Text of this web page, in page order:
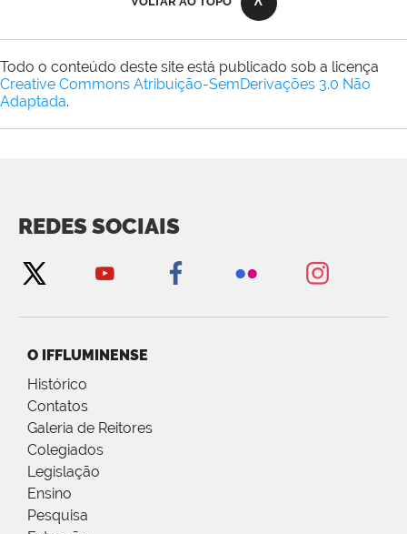
Todo o conteúdo deste site está publicado sob a licença
Creative Commons Atribuição-SemDerivações 3.0 Não
Adaptada.
REDES SOCIAIS
O IFFLUMINENSE
Histórico
Contatos
Galeria de Reitores
Colegiados
Legislação
Ensino
Pesquisa